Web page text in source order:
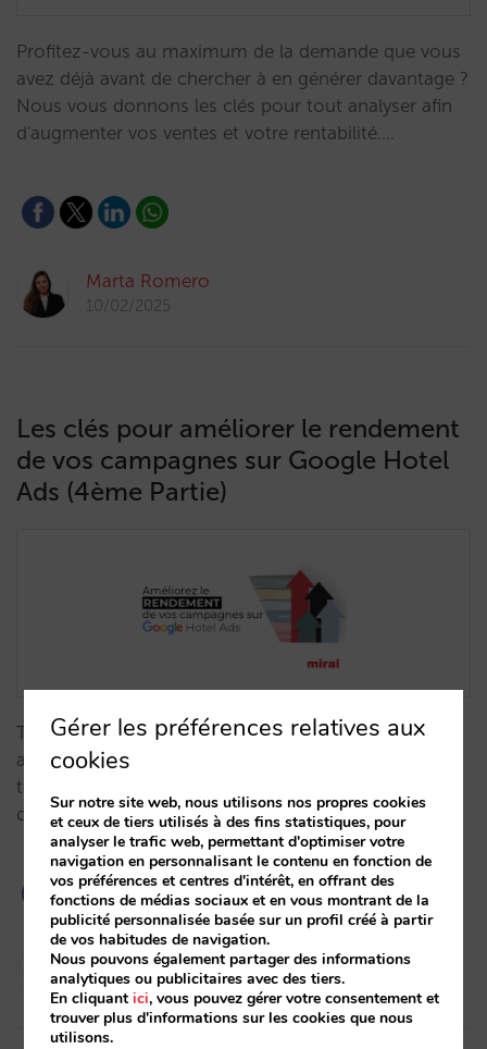
Profitez-vous au maximum de la demande que vous
avez déjà avant de chercher à en générer davantage ?
Nous vous donnons les clés pour tout analyser afin
d'augmenter vos ventes et votre rentabilité.…
Marta Romero
10/02/2025
Les clés pour améliorer le rendement
de vos campagnes sur Google Hotel
Ads (4ème Partie)
Tirez parti au maximum de Google Hotel Ads en
augmentant votre visibilité, votre demande et vos
taux de participation, d'impression, de clic et de
conversion.…
Diego Varela
28/01/2025
Gérer les préférences relatives aux
cookies
Sur notre site web, nous utilisons nos propres cookies
et ceux de tiers utilisés à des fins statistiques, pour
analyser le trafic web, permettant d'optimiser votre
navigation en personnalisant le contenu en fonction de
vos préférences et centres d'intérêt, en offrant des
fonctions de médias sociaux et en vous montrant de la
publicité personnalisée basée sur un profil créé à partir
de vos habitudes de navigation.
Nous pouvons également partager des informations
analytiques ou publicitaires avec des tiers.
En cliquantici, vous pouvez gérer votre consentement et
trouver plus d'informations sur les cookies que nous
utilisons.